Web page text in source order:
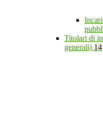
Titolari di
generali) 14